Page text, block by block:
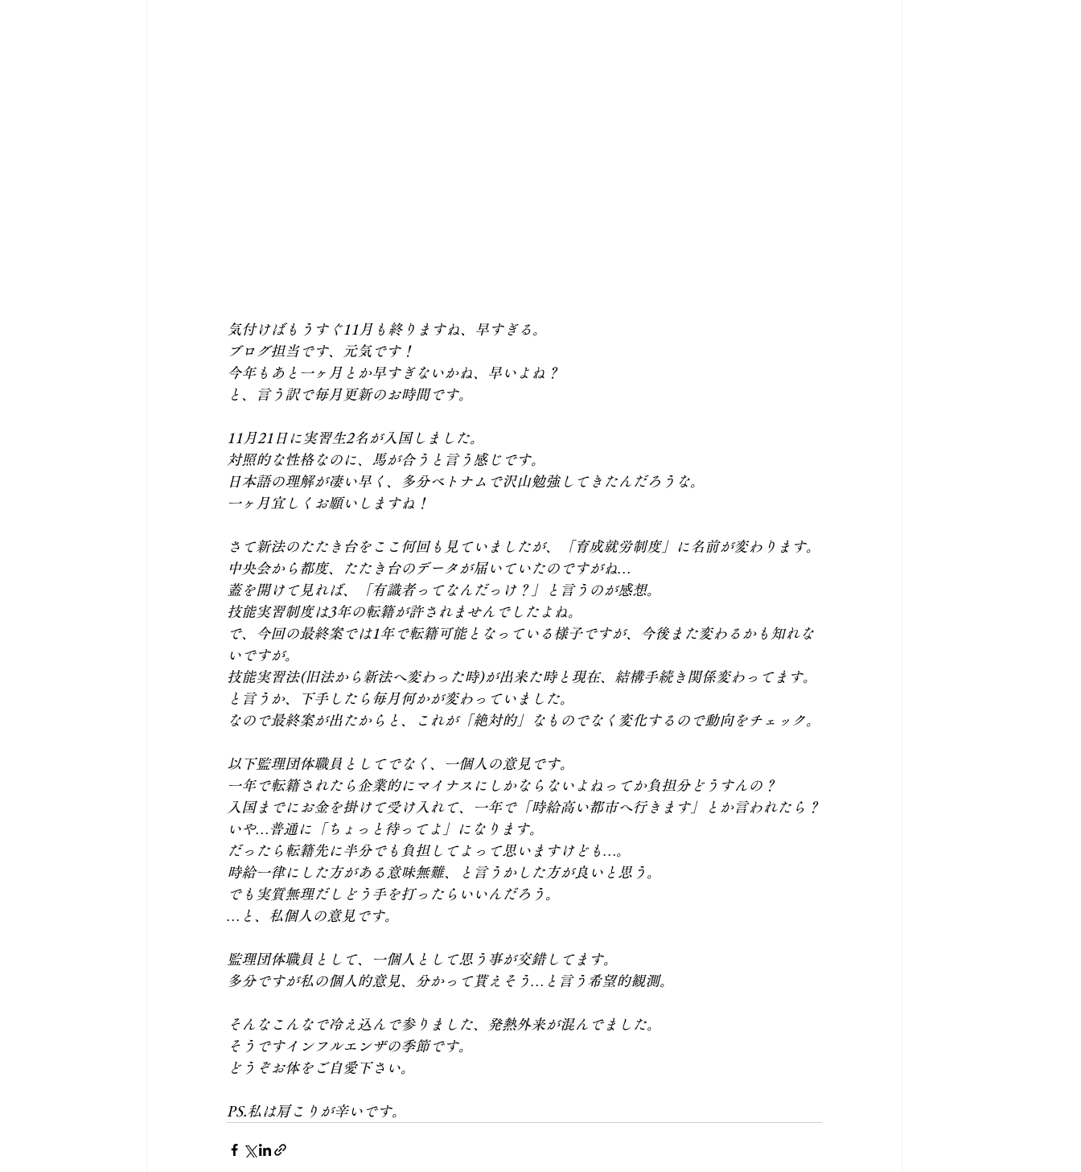
気付けばもうすぐ11月も終りますね、早すぎる。
ブログ担当です、元気です！
今年もあと一ヶ月とか早すぎないかね、早いよね？
と、言う訳で毎月更新のお時間です。
11月21日に実習生2名が入国しました。
対照的な性格なのに、馬が合うと言う感じです。
日本語の理解が凄い早く、多分ベトナムで沢山勉強してきたんだろうな。
一ヶ月宜しくお願いしますね！
さて新法のたたき台をここ何回も見ていましたが、「育成就労制度」に名前が変わります。
中央会から都度、たたき台のデータが届いていたのですがね…
蓋を開けて見れば、「有識者ってなんだっけ？」と言うのが感想。
技能実習制度は3年の転籍が許されませんでしたよね。
で、今回の最終案では1年で転籍可能となっている様子ですが、今後また変わるかも知れな
いですが。
技能実習法(旧法から新法へ変わった時)が出来た時と現在、結構手続き関係変わってます。
と言うか、下手したら毎月何かが変わっていました。
なので最終案が出たからと、これが「絶対的」なものでなく変化するので動向をチェック。
以下監理団体職員としてでなく、一個人の意見です。
一年で転籍されたら企業的にマイナスにしかならないよねってか負担分どうすんの？
入国までにお金を掛けて受け入れて、一年で「時給高い都市へ行きます」とか言われたら？
いや…普通に「ちょっと待ってよ」になります。
だったら転籍先に半分でも負担してよって思いますけども…。
時給一律にした方がある意味無難、と言うかした方が良いと思う。
でも実質無理だしどう手を打ったらいいんだろう。
…と、私個人の意見です。
監理団体職員として、一個人として思う事が交錯してます。
多分ですが私の個人的意見、分かって貰えそう…と言う希望的観測。
そんなこんなで冷え込んで参りました、発熱外来が混んでました。
そうですインフルエンザの季節です。
どうぞお体をご自愛下さい。
PS.私は肩こりが辛いです。